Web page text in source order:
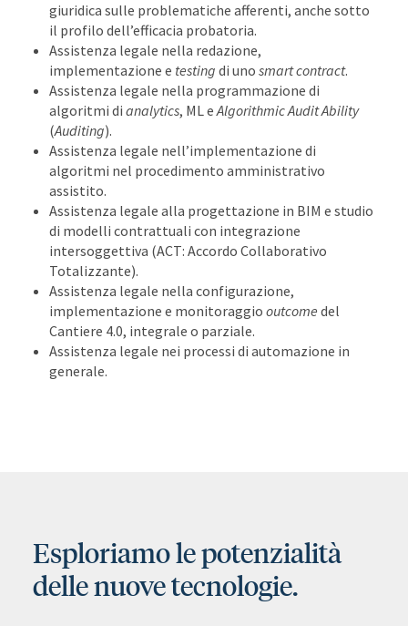
giuridica sulle problematiche afferenti, anche sotto
il profilo dell’efficacia probatoria.
Assistenza legale nella redazione,
implementazione e testing di uno smart contract.
Assistenza legale nella programmazione di
algoritmi di analytics, ML eAlgorithmic Audit Ability
(Auditing).
Assistenza legale nell’implementazione di
algoritmi nel procedimento amministrativo
assistito.
Assistenza legale alla progettazione in BIM e studio
di modelli contrattuali con integrazione
intersoggettiva (ACT: Accordo Collaborativo
Totalizzante).
Assistenza legale nella configurazione,
implementazione e monitoraggio outcome del
Cantiere 4.0, integrale o parziale.
Assistenza legale nei processi di automazione in
generale.
Esploriamo le potenzialità
delle nuove tecnologie.